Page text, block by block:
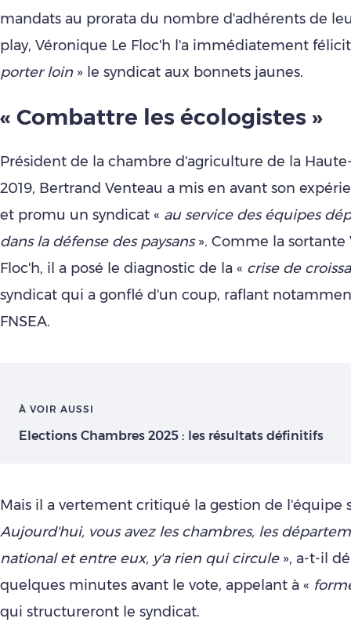
mandats au prorata du nombre d'adhérents de
play, Véronique Le Floc'h l'a immédiatement
porter loin » le syndicat aux bonnets jaunes.
« Combattre les écologistes »
Président de la chambre d'agriculture de la
2019, Bertrand Venteau a mis en avant son
et promu un syndicat « au service des équipes
dans la défense des paysans». Comme la sortante
Floc'h, il a posé le diagnostic de la « crise de
syndicat qui a gonflé d'un coup, raflant
FNSEA.
À VOIR AUSSI
Elections Chambres 2025 : les résultats définitifs
Mais il a vertement critiqué la gestion de l'équipe
Aujourd'hui, vous avez les chambres, les
national et entre eux, y'a rien qui circule», a-t-il
quelques minutes avant le vote, appelant à «
qui structureront le syndicat.